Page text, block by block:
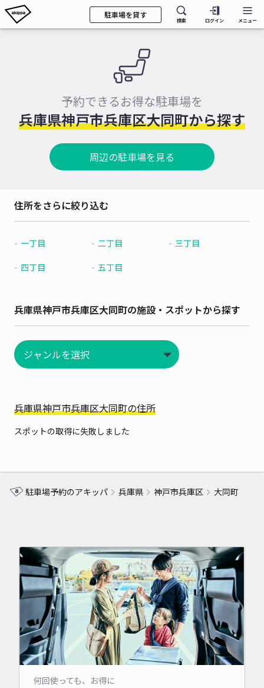
駐車場を貸す
検索 ログイン メニュー
予約できるお得な駐車場を
兵庫県神戸市兵庫区大同町から探す
周辺の駐車場を見る
住所をさらに絞り込む
一丁目 二丁目 三丁目
四丁目 五丁目
兵庫県神戸市兵庫区大同町の施設・スポットから探す
兵庫県神戸市兵庫区大同町の住所
スポットの取得に失敗しました
駐車場予約のアキッパ 兵庫県 神戸市兵庫区 大同町
何回使っても、お得に